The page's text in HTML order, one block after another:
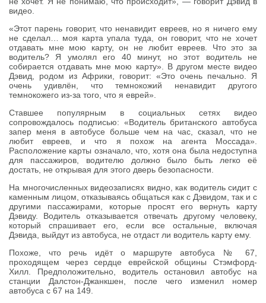
видео.
«Этот парень говорит, что ненавидит евреев, но я ничего ему
не сделал… моя карта упала туда, он говорит, что не хочет
отдавать мне мою карту, он не любит евреев. Что это за
водитель? Я умолял его 40 минут, но этот водитель не
собирается отдавать мне мою карту». В другом месте видео
Дэвид, родом из Африки, говорит: «Это очень печально. Я
очень удивлён, что темнокожий ненавидит другого
темнокожего из-за того, что я еврей».
Ставшее популярным в социальных сетях видео
сопровождалось подписью: «Водитель британского автобуса
запер меня в автобусе больше чем на час, сказал, что не
любит евреев, и что я похож на агента Моссада».
Расположение карты означало, что, хотя она была недоступна
для пассажиров, водителю должно было быть легко её
достать, не открывая для этого дверь безопасности.
На многочисленных видеозаписях видно, как водитель сидит с
каменным лицом, отказываясь общаться как с Дэвидом, так и с
другими пассажирами, которые просят его вернуть карту
Дэвиду. Водитель отказывается отвечать другому человеку,
который спрашивает его, если все остальные, включая
Дэвида, выйдут из автобуса, не отдаст ли водитель карту ему.
Похоже, что речь идёт о маршруте автобуса № 67,
проходящем через сердце еврейской общины Стэмфорд-
Хилл. Предположительно, водитель остановил автобус на
станции Далстон-Джанкшен, после чего изменил номер
автобуса с 67 на 149.